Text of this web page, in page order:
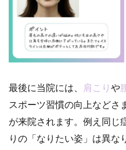
最後に当院には、 肩こり や
スポーツ習慣の向上などさ
が来院されます。例え同じ
りの「なりたい姿」は異な